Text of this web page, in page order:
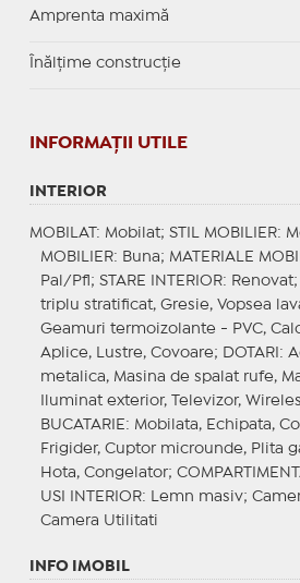
Amprenta maximă
Înălțime construcție
INFORMAŢII UTILE
INTERIOR
MOBILAT : Mobilat; STIL MOBILIER:
MOBILIER: Buna; MATERIALE
Pal/Pfl; STARE INTERIOR: Renovat;
triplu stratificat, Gresie, Vopsea
Geamuri termoizolante - PVC,
Aplice, Lustre, Covoare;
DOTARI :
metalica, Masina de spalat rufe,
Iluminat exterior, Televizor,
BUCATARIE : Mobilata, Echipata,
Frigider, Cuptor microunde, Plita
Hota, Congelator;
USI INTERIOR: Lemn masiv;
Camera Utilitati
INFO IMOBIL